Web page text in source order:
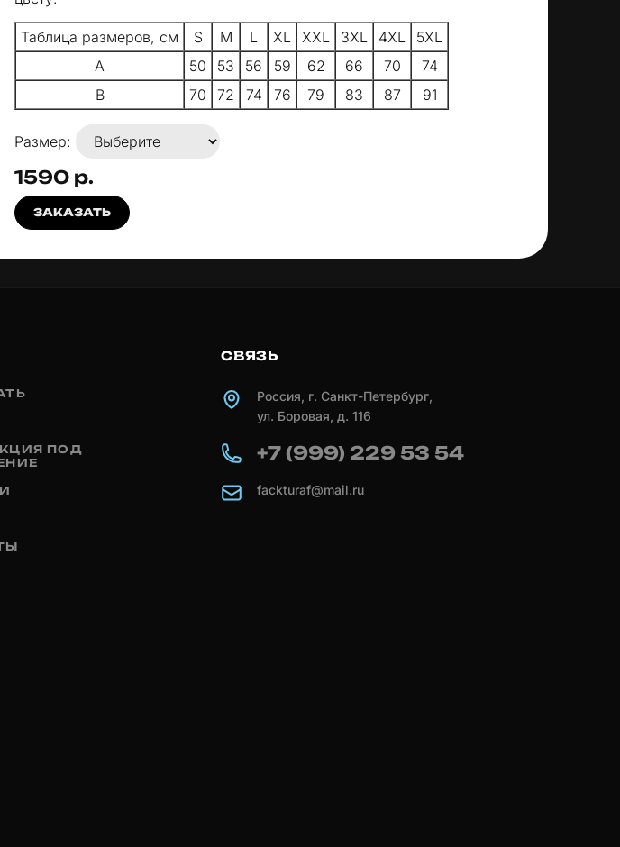
Таблица размеров, см S M L XL XXL 3XL 4XL
5XL
A
50 53 56 59 62 66 70
74
B
70 72 74 76 79 83 87 91
Размер:
1590 р.
ЗАКАЗАТЬ
ПОД
СВЯЗЬ
Россия, г. Санкт-Петербург,
ул. Боровая, д. 116
+7 (999) 229 53 54
fackturaf@mail.ru